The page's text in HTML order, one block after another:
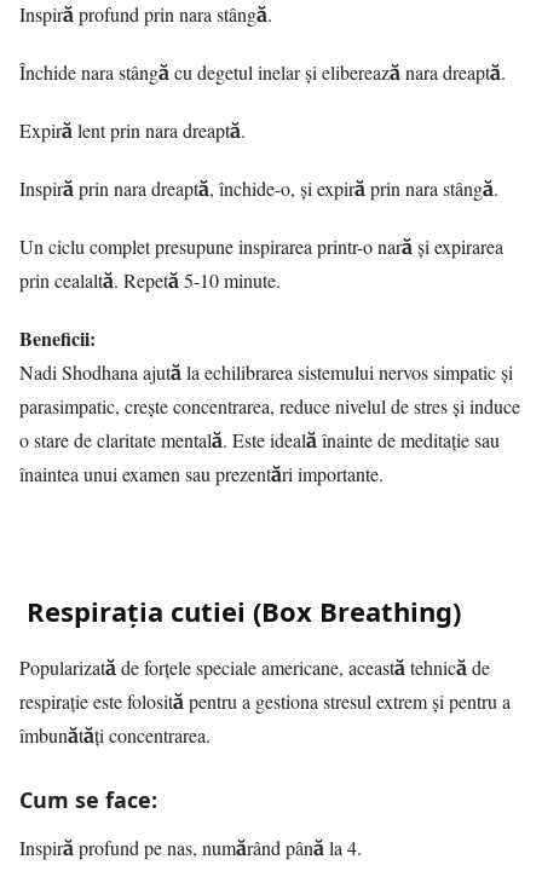
Inspiră profund prin nara stângă.
Închide nara stângă cu degetul inelar și eliberează nara dreaptă.
Expiră lent prin nara dreaptă.
Inspiră prin nara dreaptă, închide-o, și expiră prin nara stângă.
Un ciclu complet presupune inspirarea printr-o nară și expirarea
prin cealaltă. Repetă 5-10 minute.
Beneficii:
Nadi Shodhana ajută la echilibrarea sistemului nervos simpatic și
parasimpatic, crește concentrarea, reduce nivelul de stres și induce
o stare de claritate mentală. Este ideală înainte de meditație sau
înaintea unui examen sau prezentări importante.
Respirația cutiei (Box Breathing)
Popularizată de forțele speciale americane, această tehnică de
respirație este folosită pentru a gestiona stresul extrem și pentru a
îmbunătăți concentrarea.
Cum se face:
Inspiră profund pe nas, numărând până la 4.